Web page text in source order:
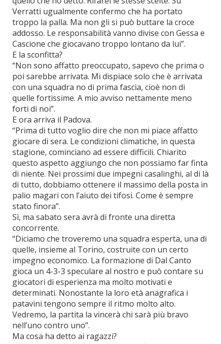
Verratti ugualmente confermo che ha portato
troppo la palla. Ma non gli si può buttare la croce
addosso. Le responsabilità vanno divise con Gessa e
Cascione che giocavano troppo lontano da lui”.
E la sconfitta?
“Non sono affatto preoccupato, sapevo che prima o
poi sarebbe arrivata. Mi dispiace solo che è arrivata
con una squadra no di prima fascia, cioè non di
quelle fortissime. A mio avviso nettamente meno
forti di noi”.
E ora arriva il Padova.
“Prima di tutto voglio dire che non mi piace affatto
giocare di sera. Le condizioni climatiche, in questa
stagione, cominciano ad essere difficili. Chiarito
questo aspetto aggiungo che non possiamo far finta
di niente. Nei prossimi due impegni casalinghi, al di là
di tutto, dobbiamo ottenere il massimo della posta in
palio magari con l’aiuto dei tifosi. Come è sempre
stato finora”.
Sì, ma sabato sera avrà di fronte una diretta
concorrente.
“Diciamo che troveremo una squadra esperta, una di
quelle, insieme al Torino, costruite con un certo
impegno economico. La formazione di Dal Canto
gioca un 4-3-3 speculare al nostro e può contare su
giocatori di esperienza ma molto motivati e
determinati. Nonostante la loro età anagrafica i
patavini tengono sempre il ritmo molto alto.
Vedremo, la partita la vincerà chi sarà più bravo
nell’uno contro uno”.
Ma cosa ha detto ai ragazzi?